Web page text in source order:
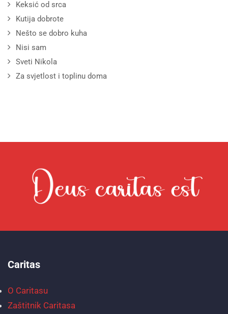
Keksić od srca
Kutija dobrote
Nešto se dobro kuha
Nisi sam
Sveti Nikola
Za svjetlost i toplinu doma
Caritas
O Caritasu
Zaštitnik Caritasa